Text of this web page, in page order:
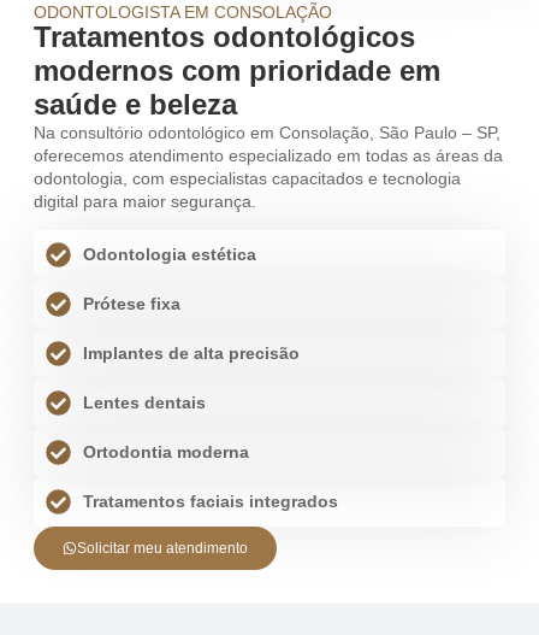
ODONTOLOGISTA EM CONSOLAÇÃO
Tratamentos odontológicos
modernos com prioridade em
saúde e beleza
Na consultório odontológico em Consolação, São Paulo – SP,
oferecemos atendimento especializado em todas as áreas da
odontologia, com especialistas capacitados e tecnologia
digital para maior segurança.
Odontologia estética
Prótese fixa
Implantes de alta precisão
Lentes dentais
Ortodontia moderna
Tratamentos faciais integrados
Solicitar meu atendimento